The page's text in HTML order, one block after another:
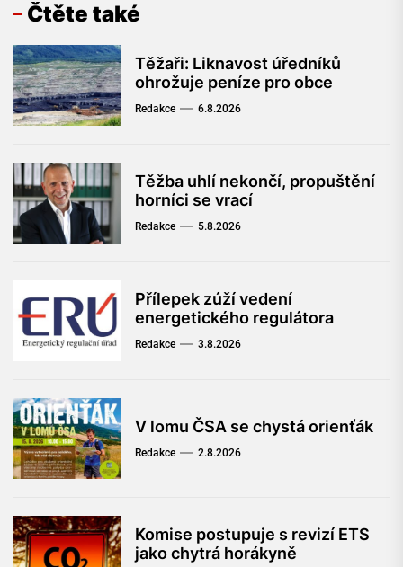
Čtěte také
Těžaři: Liknavost úředníků
ohrožuje peníze pro obce
Redakce 6.8.2026
Těžba uhlí nekončí, propuštění
horníci se vrací
Redakce 5.8.2026
Přílepek zúží vedení
energetického regulátora
Redakce 3.8.2026
V lomu ČSA se chystá orienťák
Redakce 2.8.2026
Komise postupuje s revizí ETS
jako chytrá horákyně